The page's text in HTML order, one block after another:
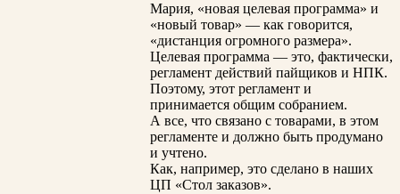
Мария, «новая целевая программа» и
«новый товар» — как говорится,
«дистанция огромного размера».
Целевая программа — это, фактически,
регламент действий пайщиков и НПК.
Поэтому, этот регламент и
принимается общим собранием.
А все, что связано с товарами, в этом
регламенте и должно быть продумано
и учтено.
Как, например, это сделано в наших
ЦП «Стол заказов».